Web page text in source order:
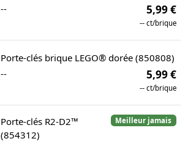
--
5,99 €
-- ct/brique
Porte-clés brique LEGO® dorée (850808)
--
5,99 €
-- ct/brique
Meilleur jamais
Porte-clés R2-D2™
(854312)